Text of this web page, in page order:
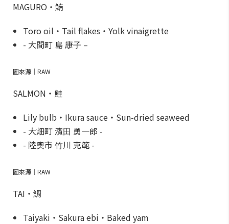
MAGURO・鮪
Toro oil・Tail flakes・Yolk vinaigrette
- ⼤間町 島 康⼦ –
圖來源｜RAW
SALMON・鮭
Lily bulb・Ikura sauce・Sun-dried seaweed
- ⼤畑町 濱⽥ 勇⼀郎 -
- 陸奧市 ⽵川 克範 -
圖來源｜RAW
TAI・鯛
Taiyaki・Sakura ebi・Baked yam